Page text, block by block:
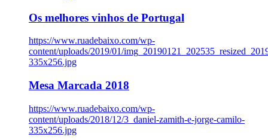
Os melhores vinhos de Portugal
https://www.ruadebaixo.com/wp-
content/uploads/2019/01/
335x256.jpg
Mesa Marcada 2018
https://www.ruadebaixo.com/wp-
content/uploads/2018/12/3_daniel-zamith-e-jorge-camilo-
335x256.jpg